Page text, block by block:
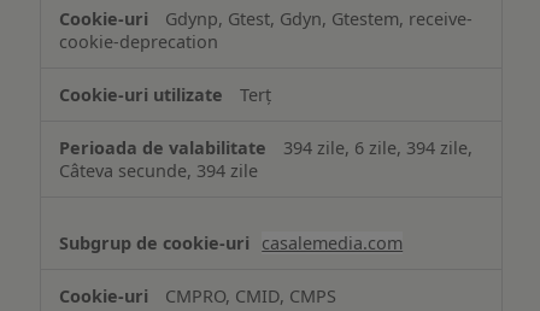
Gdynp, Gtest, Gdyn, Gtestem, receive-
cookie-deprecation
Terț
394 zile, 6 zile, 394 zile,
Câteva secunde, 394 zile
casalemedia.com
CMPRO, CMID, CMPS